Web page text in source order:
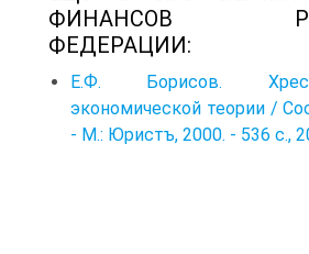
ФИНАНСОВ
ФЕДЕРАЦИИ:
Е.Ф. Борисов.
экономической теории /
- М.: Юристъ, 2000. - 536 с.,